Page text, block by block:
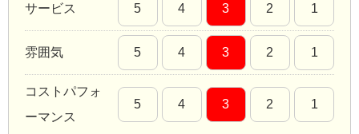
サービス 5 4 3 2 1
雰囲気 5 4 3 2 1
コストパフォ
ーマンス
5 4 3 2 1